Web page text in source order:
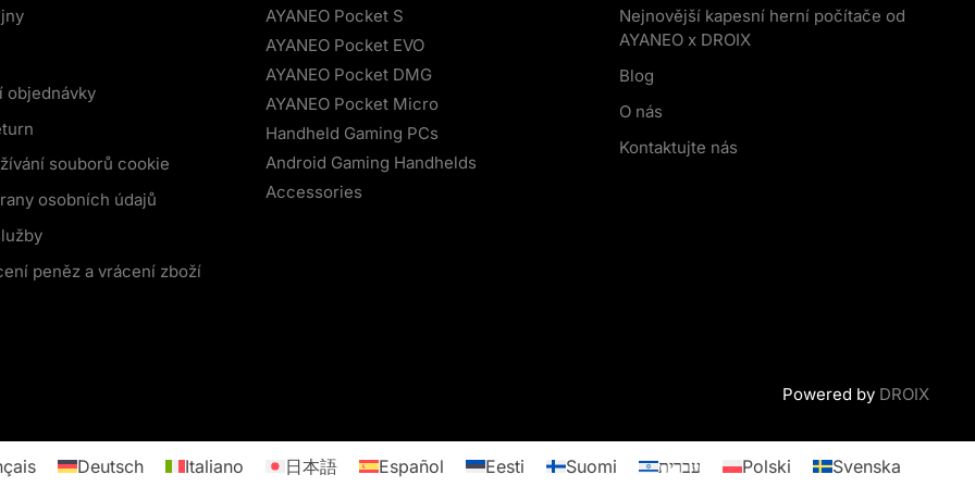
objednávky
souborů cookie
osobních údajů
peněz a vrácení zboží
AYANEO Pocket S
AYANEO Pocket EVO
AYANEO Pocket DMG
AYANEO Pocket Micro
Handheld Gaming PCs
Android Gaming Handhelds
Accessories
Nejnovější kapesní herní počítače od
AYANEO x DROIX
Blog
O nás
Kontaktujte nás
Powered by DROIX
Deutsch Italiano 日本語 Español Eesti Suomi עברית Polski
Svenska